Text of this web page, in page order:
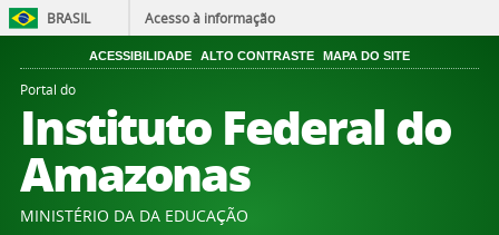
BRASIL Acesso à informação
ACESSIBILIDADE ALTO CONTRASTE MAPA DO SITE
Portal do
Instituto Federal do
Amazonas
MINISTÉRIO DA DA EDUCAÇÃO